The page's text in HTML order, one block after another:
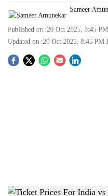
Sameer
Published on :20 Oct 2025, 8:45 PM
Updated on :20 Oct 2025, 8:45 PM
S
Ticket Prices For India vs South Africa Test